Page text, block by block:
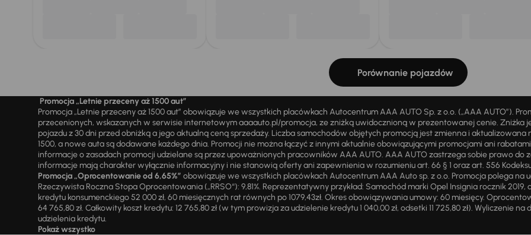
Porównanie pojazdów
Promocja „Letnie przeceny aż 1500 aut”
Promocja „Letnie przeceny aż 1500 aut” obowiązuje we wszystkich placówkach Autocentrum AAA AUTO Sp. z o.o. („AAA AUTO”).
przecenionych, wskazanych w serwisie internetowym aaaauto.pl/promocja, ze zniżką uwidocznioną w prezentowanej cenie. Zniżka
pojazdu z 30 dni przed obniżką a jego aktualną ceną sprzedaży. Liczba samochodów objętych promocją jest zmienna i
1500, a nowe auta są dodawane każdego dnia. Promocji nie można łączyć z innymi aktualnie obowiązującymi promocjami ani
informacje o zasadach promocji udzielane są przez upoważnionych pracowników AAA AUTO. AAA AUTO zastrzega sobie prawo
informacje mają charakter wyłącznie informacyjny i nie stanowią oferty ani zapewnienia w rozumieniu art. 66 § 1 oraz art. 556
Promocja „Oprocentowanie od 6,65%” obowiązuje we wszystkich placówkach Autocentrum AAA Auto sp. z o.o. Promocja polega na
Rzeczywista Roczna Stopa Oprocentowania („RRSO“): 9,81%. Reprezentatywny przykład: Samochód marki Opel Insignia rocznik 2019,
kredytu konsumenckiego 52 000 zł, 60 miesięcznych rat równych po 1079,43zł. Okres obowiązywania umowy: 60 miesięcy.
64 765,80 zł. Całkowity koszt kredytu: 12 765,80 zł (w tym prowizja za udzielenie kredytu 1 040,00 zł, odsetki 11 725,80 zł). Wyliczenie
udzielenia kredytu.
Pokaż wszystko